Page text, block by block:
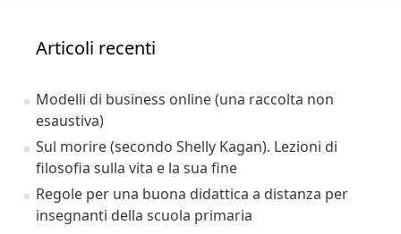
Articoli recenti
Modelli di business online (una raccolta non
esaustiva)
Sul morire (secondo Shelly Kagan). Lezioni di
filosofia sulla vita e la sua fine
Regole per una buona didattica a distanza per
insegnanti della scuola primaria